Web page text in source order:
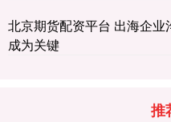
北京期货配资平台 出海企
成为关键
推